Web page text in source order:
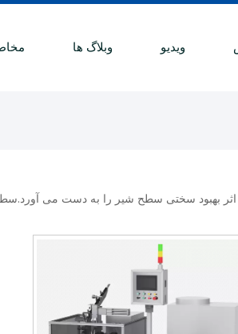
وبلاگ ها ویدیو
اثر بهبود سختی سطح شیر را به دست می